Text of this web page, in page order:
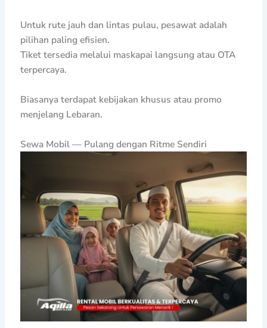
Untuk rute jauh dan lintas pulau, pesawat adalah
pilihan paling efisien.
Tiket tersedia melalui maskapai langsung atau OTA
terpercaya.
Biasanya terdapat kebijakan khusus atau promo
menjelang Lebaran.
Sewa Mobil — Pulang dengan Ritme Sendiri